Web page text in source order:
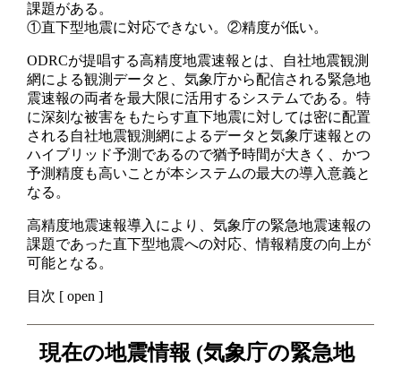
課題がある。
①直下型地震に対応できない。②精度が低い。
ODRCが提唱する高精度地震速報とは、自社地震観測
網による観測データと、気象庁から配信される緊急地
震速報の両者を最大限に活用するシステムである。特
に深刻な被害をもたらす直下地震に対しては密に配置
される自社地震観測網によるデータと気象庁速報との
ハイブリッド予測であるので猶予時間が大きく、かつ
予測精度も高いことが本システムの最大の導入意義と
なる。
高精度地震速報導入により、気象庁の緊急地震速報の
課題であった直下型地震への対応、情報精度の向上が
可能となる。
目次 [ open ]
現在の地震情報 (気象庁の緊急地